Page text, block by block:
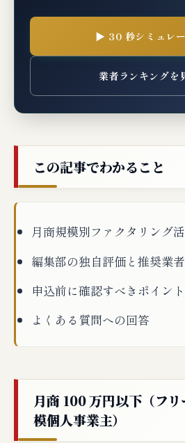
▶ 30 秒シミュレ
業者ランキング
この記事でわかること
月商規模別ファクタリング
編集部の独自評価と推奨業者
申込前に確認すべきポイント
よくある質問への回答
月商 100 万円以下（フ
模個人事業主）